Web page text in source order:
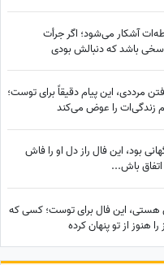
رابطه‌ات آشکار می‌شود؛ اگر جرأت
باشد که دنبالش بودی
مرددی، این پیام دقیقاً برای توست؛
زندگی‌ات را عوض می‌کند
بود، این فال راز دل او را فاش
هستی، این فال برای توست؛ کسی که
هنوز از تو پنهان کرده